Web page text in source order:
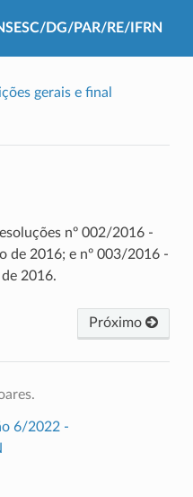
DG/PAR/RE/IFRN
gerais e final
nº 002/2016 -
de 2016; e nº 003/2016 -
2016.
Próximo
6/2022 -